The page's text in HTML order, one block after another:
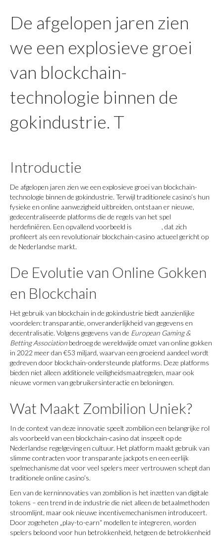
De afgelopen jaren zien
we een explosieve groei
van blockchain-
technologie binnen de
gokindustrie. T
Introductie
De afgelopen jaren zien we een explosieve groei van blockchain-
technologie binnen de gokindustrie. Terwijl traditionele casino’s hun
fysieke en online aanwezigheid uitbreiden, ontstaan er nieuwe,
gedecentraliseerde platforms die de regels van het spel
herdefiniëren. Een opvallend voorbeeld is
, dat zich
profileert als een revolutionair blockchain-casino actueel gericht op
de Nederlandse markt.
De Evolutie van Online Gokken
en Blockchain
Het gebruik van blockchain in de gokindustrie biedt aanzienlijke
voordelen: transparantie, onveranderlijkheid van gegevens en
decentralisatie. Volgens gegevens van de European Gaming &
Betting Association bedroeg de wereldwijde omzet van online gokken
in 2022 meer dan €53 miljard, waarvan een groeiend aandeel wordt
gedreven door blockchain-ondersteunde platforms. Deze platforms
bieden niet alleen additionele veiligheidsmaatregelen, maar ook
nieuwe vormen van gebruikersinteractie en beloningen.
Wat Maakt Zombilion Uniek?
In de context van deze innovatie speelt zombilion een belangrijke rol
als voorbeeld van een blockchain-casino dat inspeelt op de
Nederlandse regelgeving en cultuur. Het platform maakt gebruik van
slimme contracten voor transparante jackpots en een eerlijk
spelmechanisme dat voor veel spelers meer vertrouwen schept dan
traditionele online casino’s.
Een van de kerninnovaties van zombilion is het inzetten van digitale
tokens – een trend in de industrie die niet alleen de betaalmethoden
stroomlijnt, maar ook nieuwe incentivemechanismen introduceert.
Door zogeheten „play-to-earn“ modellen te integreren, worden
spelers beloond voor hun betrokkenheid, hetgeen de betrokkenheid